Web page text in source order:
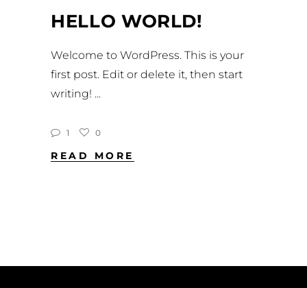
HELLO WORLD!
Welcome to WordPress. This is your
first post. Edit or delete it, then start
writing!
1 0
READ MORE